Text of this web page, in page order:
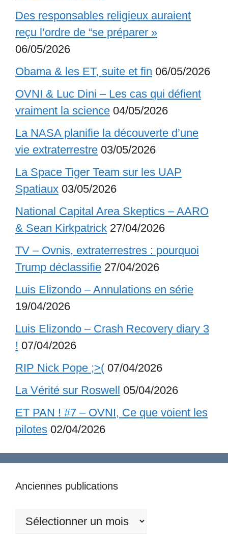
Des responsables religieux auraient
reçu l’ordre de “se préparer »
06/05/2026
Obama & les ET, suite et fin 06/05/2026
OVNI & Luc Dini – Les cas qui défient
vraiment la science 04/05/2026
La NASA planifie la découverte d’une
vie extraterrestre 03/05/2026
La Space Tiger Team sur les UAP
Spatiaux 03/05/2026
National Capital Area Skeptics – AARO
& Sean Kirkpatrick 27/04/2026
TV – Ovnis, extraterrestres : pourquoi
Trump déclassifie 27/04/2026
Luis Elizondo – Annulations en série
19/04/2026
Luis Elizondo – Crash Recovery diary 3
! 07/04/2026
RIP Nick Pope ;>( 07/04/2026
La Vérité sur Roswell 05/04/2026
ET PAN ! #7 – OVNI, Ce que voient les
pilotes 02/04/2026
Anciennes publications
Anciennes